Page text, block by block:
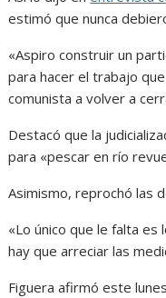
estimó que nunca
«Aspiro construir un
para hacer el trabajo
comunista a volver a
Destacó que la
para «pescar en río
Asimismo, reprochó las
«Lo único que le falta es
hay que arreciar las
Figuera afirmó este